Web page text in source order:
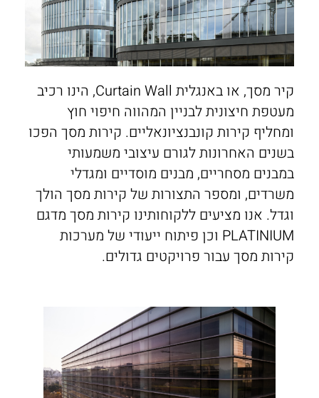
VILLAGE
LOFT
FRAMELESS
בנייה רוויה
מגדלי משרדים
חלונות בלגים
חלונות מינימל
חלונות הזזה
חלונות קיפ
חלונות דריי קיפ
ALUG Masters
בלוג
Innovation
צרו קשר
אדריכלים
קיר מסך, או באנגלית Curtain Wall, הינו רכיב
מעטפת חיצונית לבניין המהווה חיפוי חוץ
ומחליף קירות קונבנציונאליים. קירות מסך הפכו
בשנים האחרונות לגורם עיצובי משמעותי
במבנים מסחריים, מבנים מוסדיים ומגדלי
משרדים, ומספר התצורות של קירות מסך הולך
וגדל. אנו מציעים ללקוחותינו קירות מסך מדגם
PLATINIUM וכן פיתוח ייעודי של מערכות
קירות מסך עבור פרויקטים גדולים.